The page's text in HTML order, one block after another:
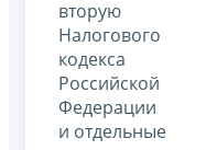
вторую
Налогового
кодекса
Российской
Федерации
и отдельные